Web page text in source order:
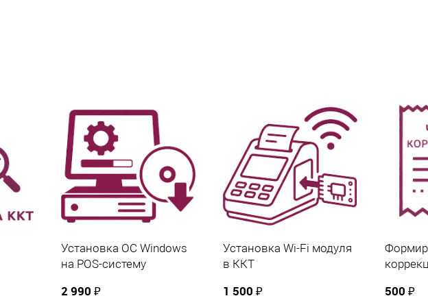
Ритейл, Меркурий и других моделях ККТ.
кассы, невозможности регистрации
и сохранить стабильную работу
Установка ОС Windows
на POS-систему
2 990 ₽
Установка Wi-Fi модуля
в ККТ
1 500 ₽ 500 ₽